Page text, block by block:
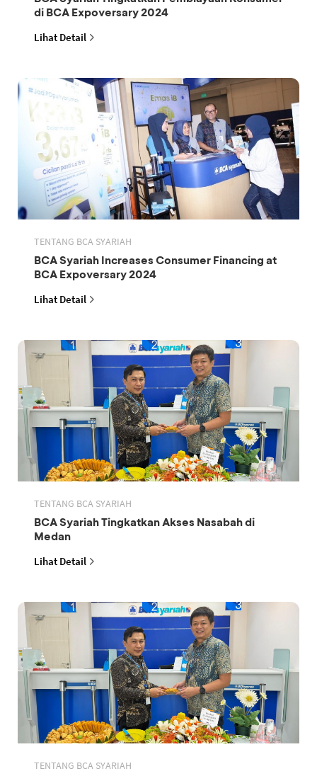
di BCA Expoversary 2024
Lihat Detail
TENTANG BCA SYARIAH
BCA Syariah Increases Consumer Financing at
BCA Expoversary 2024
Lihat Detail
TENTANG BCA SYARIAH
BCA Syariah Tingkatkan Akses Nasabah di
Medan
Lihat Detail
TENTANG BCA SYARIAH